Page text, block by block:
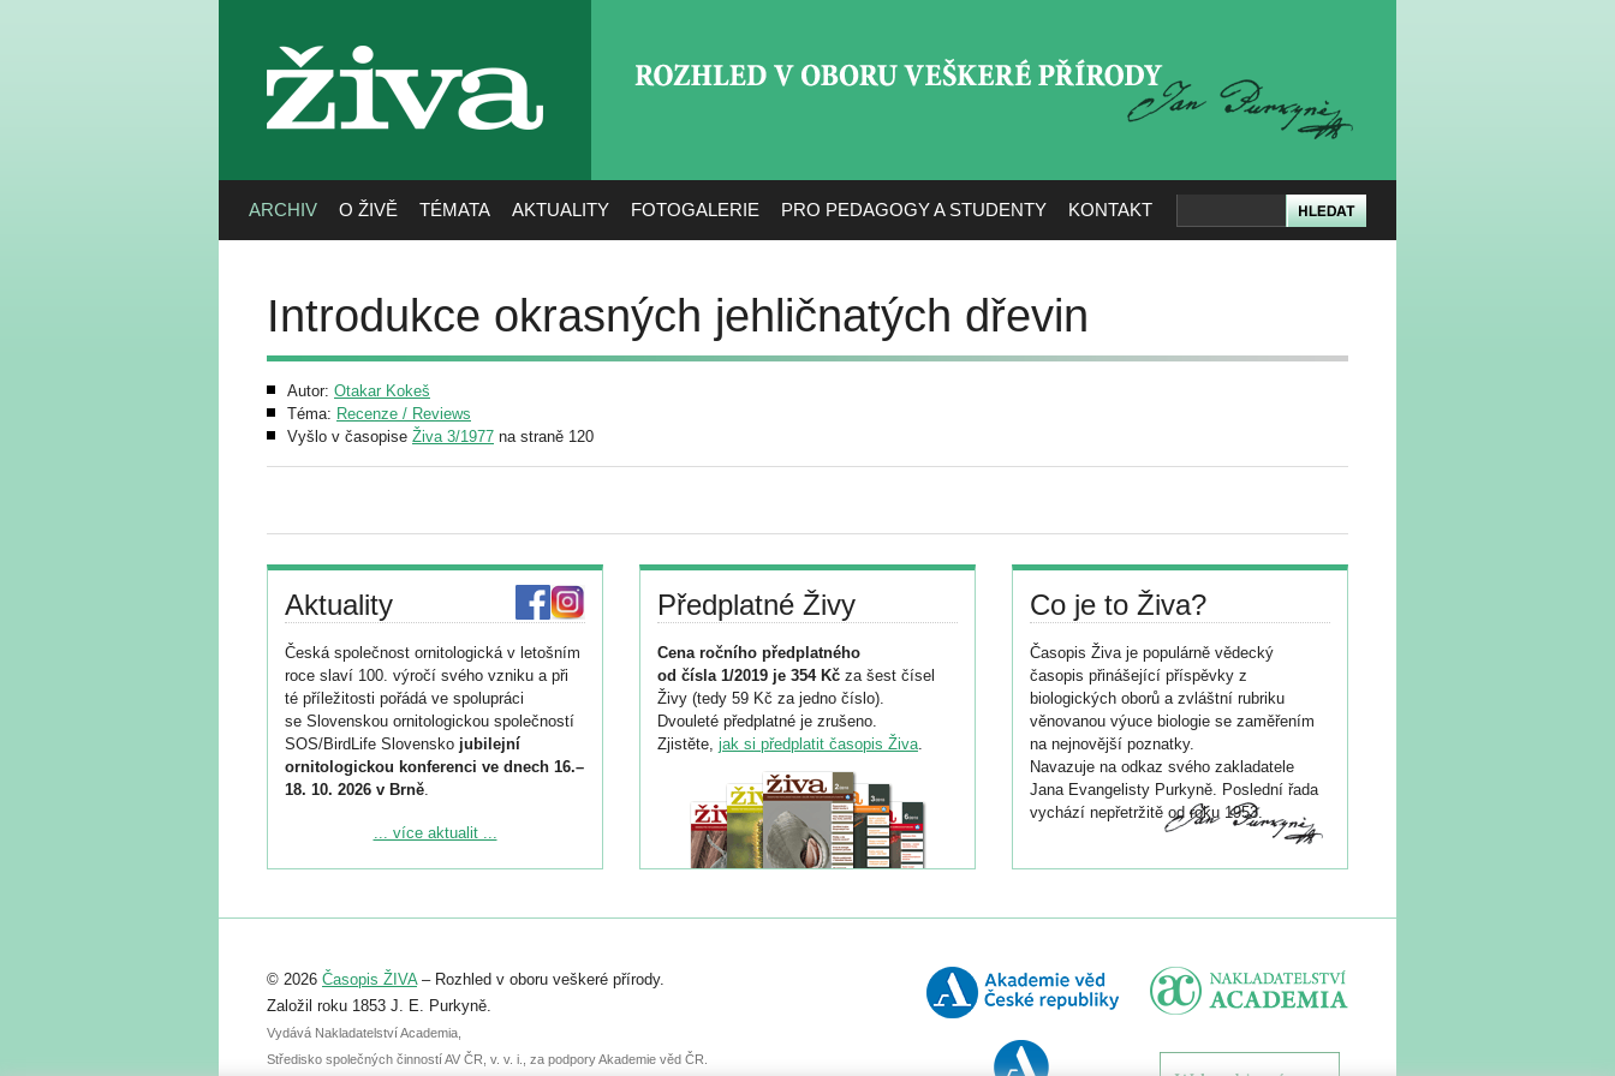
živa
ARCHIV O ŽIVĚ TÉMATA AKTUALITY FOTOGALERIE PRO PEDAGOGY A STUDENTY KONTAKT
Introdukce okrasných jehličnatých dřevin
Autor: Otakar Kokeš
Téma: Recenze / Reviews
Vyšlo v časopise Živa 3/1977 na straně 120
Aktuality
Česká společnost ornitologická v letošním
roce slaví 100. výročí svého vzniku a při
té příležitosti pořádá ve spolupráci
se Slovenskou ornitologickou společností
SOS/BirdLife Slovensko jubilejní
ornitologickou konferenci ve dnech 16.–
18. 10. 2026 v Brně.
Podrobnější informace ke konferenci
Registrovat se můžete do 6. září.
abstraktu přihlášené přednášky nebo
posteru je už 30. června.
... více aktualit ...
Předplatné Živy
Cena ročního předplatného
od čísla 1/2019 je 354 Kč za šest čísel
Živy (tedy 59 Kč za jedno číslo).
Dvouleté předplatné je zrušeno.
Zjistěte, jak si předplatit časopis Živa.
Co je to Živa?
Časopis Živa je populárně vědecký
časopis přinášející příspěvky z
biologických oborů a zvláštní rubriku
věnovanou výuce biologie se zaměřením
na nejnovější poznatky.
Navazuje na odkaz svého zakladatele
Jana Evangelisty Purkyně. Poslední řada
vychází nepřetržitě od roku 1953.
© 2026 Časopis ŽIVA– Rozhled v oboru veškeré přírody.
Založil roku 1853 J. E. Purkyně.
Vydává Nakladatelství Academia,
Středisko společných činností AV ČR, v. v. i., za podpory Akademie věd ČR.